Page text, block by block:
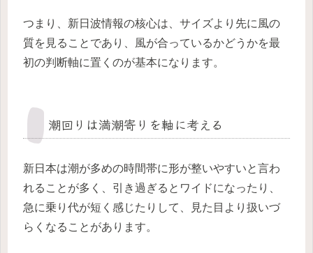
つまり、新日波情報の核心は、サイズより先に風の
質を見ることであり、風が合っているかどうかを最
初の判断軸に置くのが基本になります。
潮回りは満潮寄りを軸に考える
新日本は潮が多めの時間帯に形が整いやすいと言わ
れることが多く、引き過ぎるとワイドになったり、
急に乗り代が短く感じたりして、見た目より扱いづ
らくなることがあります。